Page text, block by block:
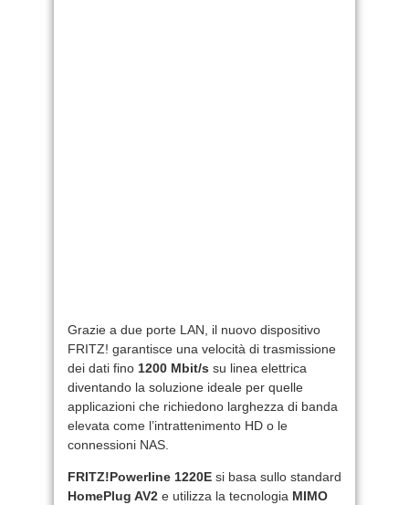
Grazie a due porte LAN, il nuovo dispositivo
FRITZ! garantisce una velocità di trasmissione
dei dati fino 1200 Mbit/s su linea elettrica
diventando la soluzione ideale per quelle
applicazioni che richiedono larghezza di banda
elevata come l’intrattenimento HD o le
connessioni NAS.
FRITZ!Powerline 1220E si basa sullo standard
HomePlug AV2 e utilizza la tecnologia MIMO